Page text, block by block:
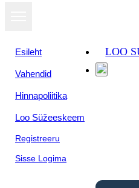
Esileht
Vahendid
Hinnapoliitika
Loo Süžeeskeem
Registreeru
Sisse Logima
LOO